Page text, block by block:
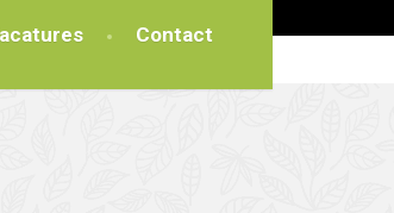
Contact